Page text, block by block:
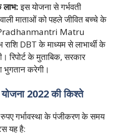
लाभ:इस योजना से गर्भवती
माताओं को पहले जीवित बच्चे के
Pradhanmantri Matru
DBT के माध्यम से लाभार्थी के
रिपोर्ट के मुताबिक, सरकार
भुगतान करेगी।
योजना 2022 की किश्ते
गर्भावस्था के पंजीकरण के समय
यह है: